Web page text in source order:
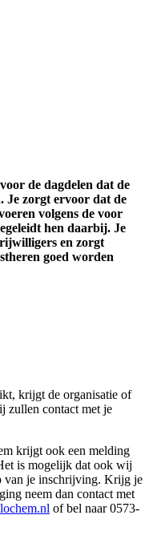
de dagdelen dat de
Je zorgt ervoor dat de
volgens de voor
hen daarbij. Je
en zorgt
goed worden
krijgt de organisatie of
zullen contact met je
krijgt ook een melding
is mogelijk dat ook wij
van je inschrijving. Krijg je
neem dan contact met
of bel naar 0573-